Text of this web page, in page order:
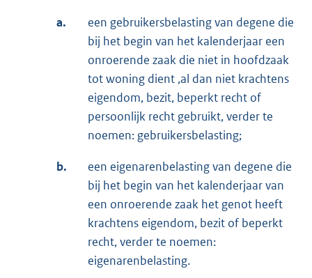
a.
een gebruikersbelasting van degene die
bij het begin van het kalenderjaar een
onroerende zaak die niet in hoofdzaak
tot woning dient ,al dan niet krachtens
eigendom, bezit, beperkt recht of
persoonlijk recht gebruikt, verder te
noemen: gebruikersbelasting;
b.
een eigenarenbelasting van degene die
bij het begin van het kalenderjaar van
een onroerende zaak het genot heeft
krachtens eigendom, bezit of beperkt
recht, verder te noemen:
eigenarenbelasting.